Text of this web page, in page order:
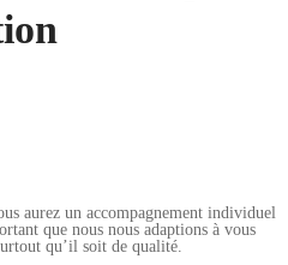
aurez un accompagnement individuel
que nous nous adaptions à vous
qu’il soit de qualité.